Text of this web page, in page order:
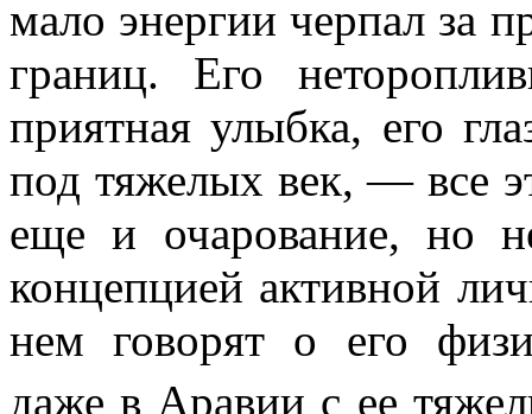
мало энергии черпал за
границ. Его
приятная улыбка, его
под тяже­лых век, — все
еще и очарование, но
концепцией активной
нем говорят о его
даже в Аравии с ее